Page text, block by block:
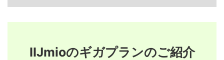
IIJmioのギガプランのご紹介